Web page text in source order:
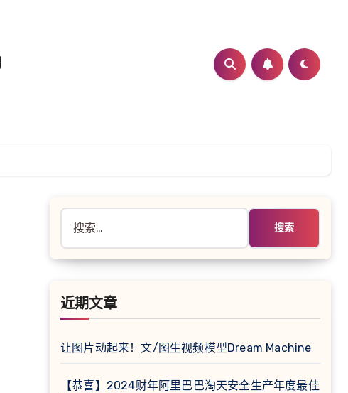
索：
近期文章
让图片动起来！文/图生视频模型Dream Machine
【恭喜】2024财年阿里巴巴淘天安全生产年度最佳